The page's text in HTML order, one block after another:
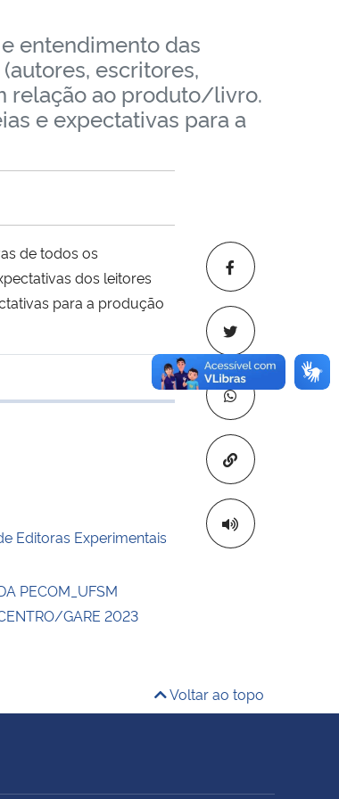
entendimento das
escritores,
relação ao produto/livro.
e expectativas para a
Copiar para
de todos os
dos leitores
para a produção
Editoras Experimentais
PECOM_UFSM
GARE 2023
Voltar ao topo